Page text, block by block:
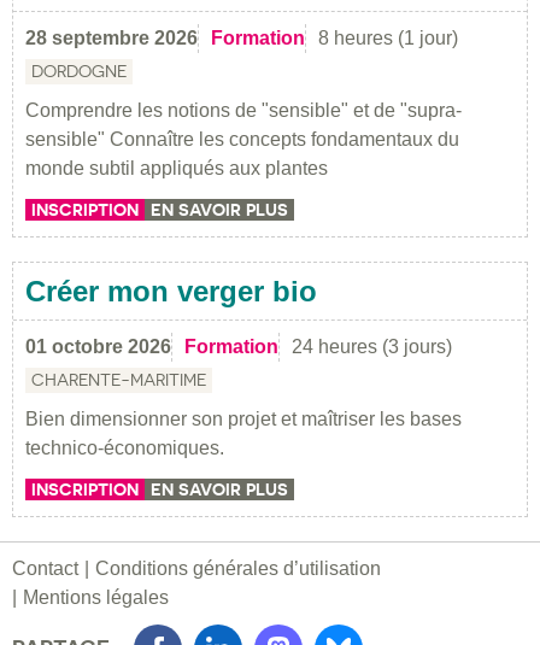
28 septembre 2026 Formation 8 heures (1 jour)
DORDOGNE
Comprendre les notions de "sensible" et de "supra-
sensible" Connaître les concepts fondamentaux du
monde subtil appliqués aux plantes
INSCRIPTION EN SAVOIR PLUS
Créer mon verger bio
01 octobre 2026 Formation 24 heures (3 jours)
CHARENTE-MARITIME
Bien dimensionner son projet et maîtriser les bases
technico-économiques.
INSCRIPTION EN SAVOIR PLUS
Contact
Conditions générales d’utilisation
Mentions légales